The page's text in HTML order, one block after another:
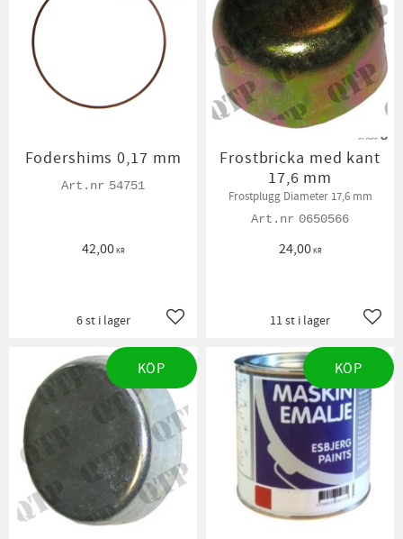
Fodershims 0,17 mm
54751
42,00KR
Lägg till i favoriter
6 st i lager
Frostbricka med kant
17,6 mm
Frostplugg Diameter 17,6 mm
0650566
24,00KR
11 st i lager
KÖP KÖP